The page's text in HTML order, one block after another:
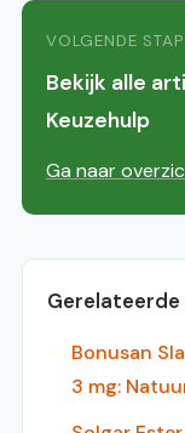
VOLGENDE STAP
Bekijk alle
Keuzehulp
Ga naar
Bonusan
3 mg: